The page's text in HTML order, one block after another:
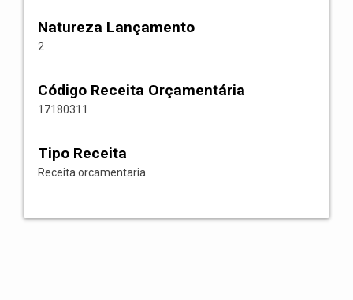
Natureza Lançamento
2
Código Receita Orçamentária
17180311
Tipo Receita
Receita orcamentaria